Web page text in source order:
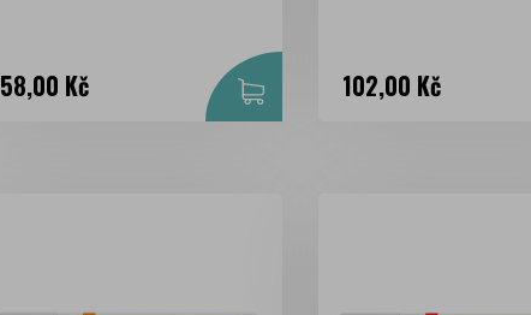
Cena
58,00 Kč Cena
102,00 Kč